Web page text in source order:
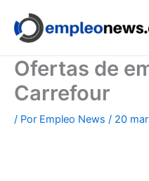
contenido
Ofertas de
Carrefour
/ Por Empleo News / 20